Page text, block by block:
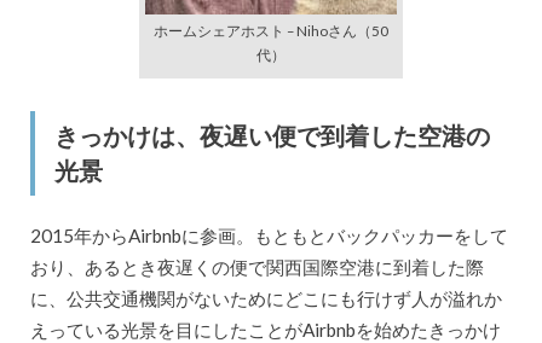
ホームシェアホスト – Nihoさん（50
代）
きっかけは、夜遅い便で到着した空港の
光景
2015年からAirbnbに参画。もともとバックパッカーをして
おり、あるとき夜遅くの便で関西国際空港に到着した際
に、公共交通機関がないためにどこにも行けず人が溢れか
えっている光景を目にしたことがAirbnbを始めたきっかけ